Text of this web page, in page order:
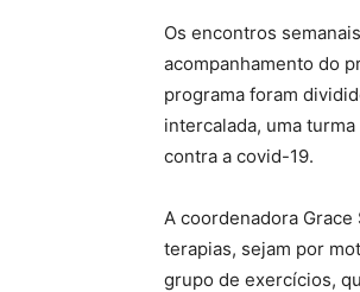
Os encontros
acompanhamento do
programa foram
intercalada, uma
contra a covid-19.
A coordenadora
terapias, sejam por
grupo de exercícios,